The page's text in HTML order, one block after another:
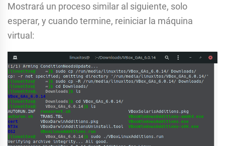
Mostrará un proceso similar al siguiente, solo
esperar, y cuando termine, reiniciar la máquina
virtual: